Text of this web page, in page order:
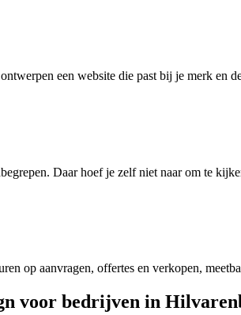
een website die past bij je merk en
Daar hoef je zelf niet naar om te
op aanvragen, offertes en verkopen,
voor bedrijven in